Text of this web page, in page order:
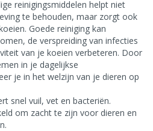
reinigingsmiddelen helpt niet
te behouden, maar zorgt ook
Goede reiniging kan
de verspreiding van infecties
van je koeien verbeteren. Door
in je dagelijkse
je in het welzijn van je dieren op
snel vuil, vet en bacteriën.
om zacht te zijn voor dieren en